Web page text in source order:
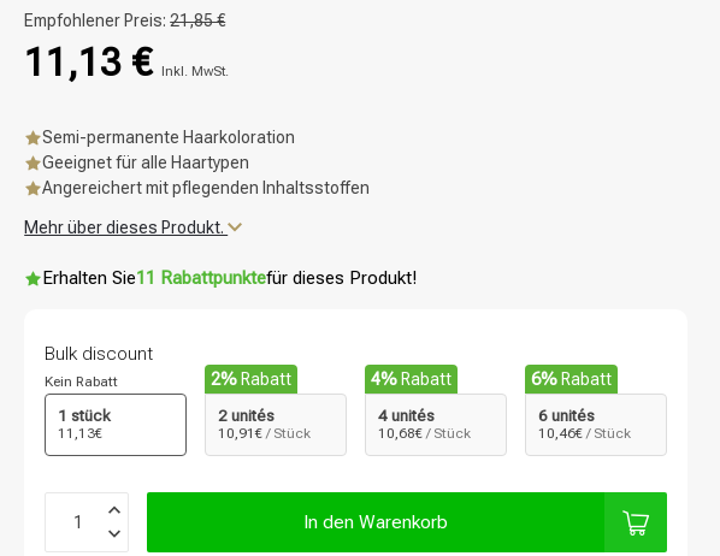
Empfohlener Preis:21,85 €
11,13 € Inkl. MwSt.
Semi-permanente Haarkoloration
Geeignet für alle Haartypen
Angereichert mit pflegenden Inhaltsstoffen
Mehr über dieses Produkt.
Erhalten Sie11 Rabattpunktefür dieses Produkt!
Bulk discount
Kein Rabatt
1 stück
11,13€
2% Rabatt
2 unités
10,91€ / Stück
4% Rabatt
4 unités
10,68€ / Stück
6% Rabatt
6 unités
10,46€ / Stück
In den Warenkorb